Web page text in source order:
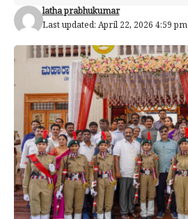
Last updated: April 22, 2026 4:59 pm
latha prabhukumar